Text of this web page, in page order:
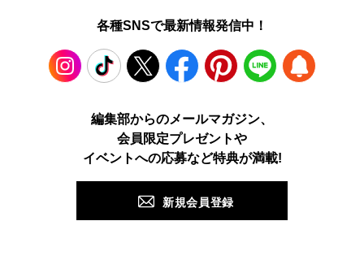
各種SNSで最新情報発信中！
TikTok Facebook Pinterest LINE
編集部からのメールマガジン、
会員限定プレゼントや
イベントへの応募など特典が満載!
新規会員登録